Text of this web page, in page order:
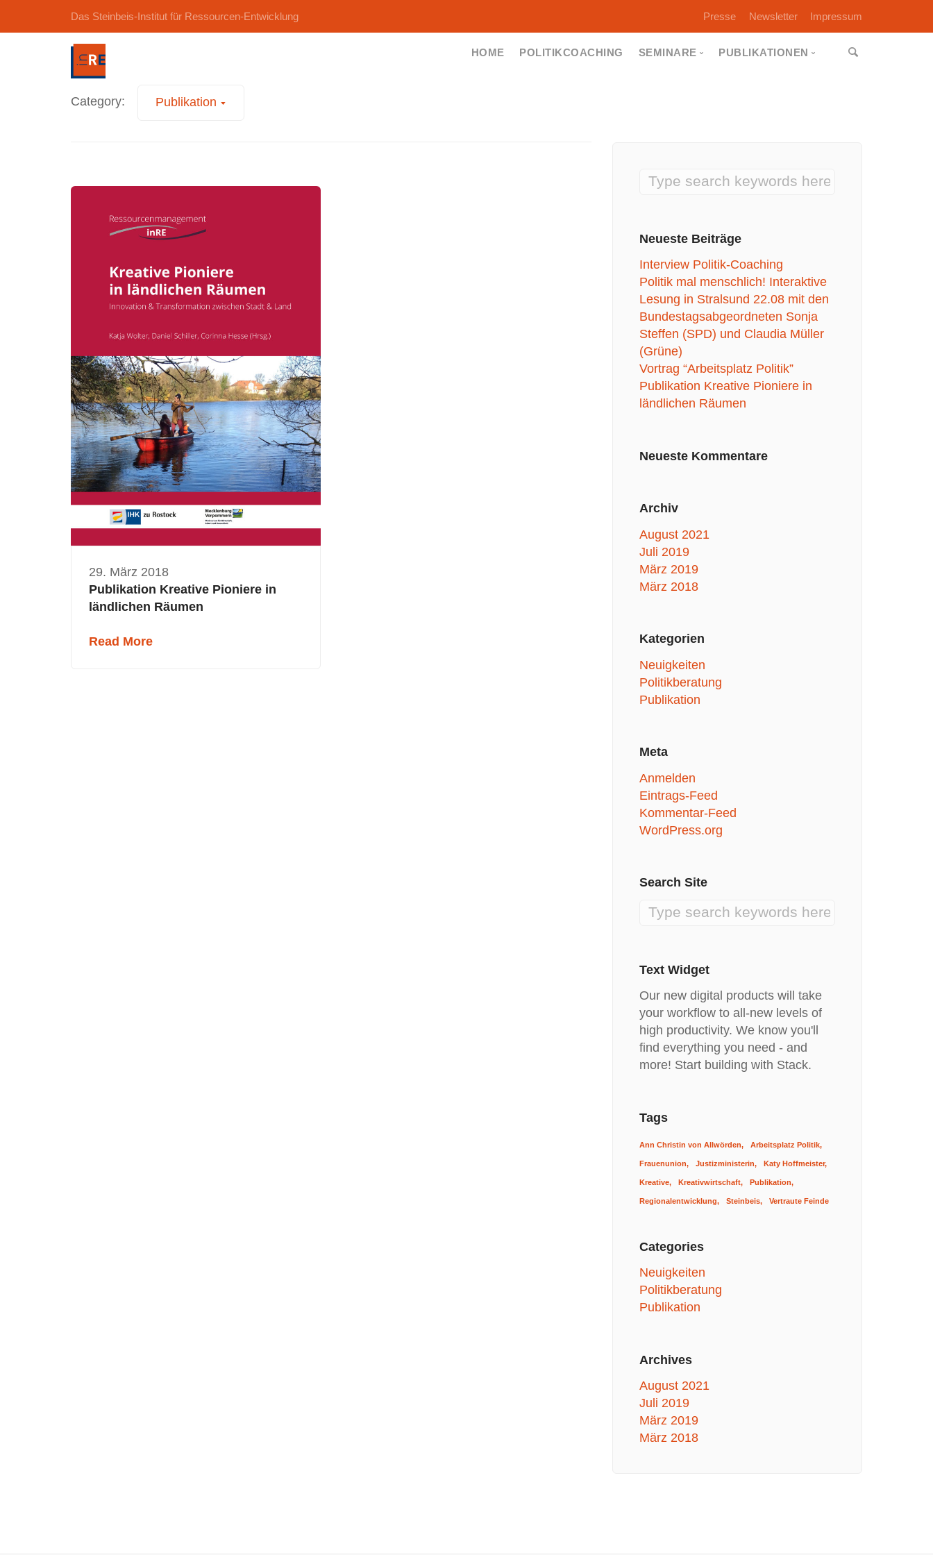
Das Steinbeis-Institut für Ressourcen-Entwicklung Presse Newsletter Impressum
HOME POLITIKCOACHING SEMINARE PUBLIKATIONEN
Category: Publikation
29. März 2018
Publikation Kreative Pioniere in
ländlichen Räumen
Read More
Neueste Beiträge
Interview Politik-Coaching
Politik mal menschlich! Interaktive
Lesung in Stralsund 22.08 mit den
Bundestagsabgeordneten Sonja
Steffen (SPD) und Claudia Müller
(Grüne)
Vortrag “Arbeitsplatz Politik”
Publikation Kreative Pioniere in
ländlichen Räumen
Neueste Kommentare
Archiv
August 2021
Juli 2019
März 2019
März 2018
Kategorien
Neuigkeiten
Politikberatung
Publikation
Meta
Anmelden
Eintrags-Feed
Kommentar-Feed
WordPress.org
Search Site
Text Widget
Our new digital products will take
your workflow to all-new levels of
high productivity. We know you'll
find everything you need - and
more! Start building with Stack.
Tags
Ann Christin von Allwörden Arbeitsplatz Politik
Frauenunion Justizministerin Katy Hoffmeister
Kreative Kreativwirtschaft Publikation
Regionalentwicklung Steinbeis Vertraute Feinde
Categories
Neuigkeiten
Politikberatung
Publikation
Archives
August 2021
Juli 2019
März 2019
März 2018